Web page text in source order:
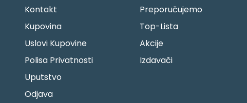
Kontakt
Kupovina
Uslovi Kupovine
Polisa Privatnosti
Uputstvo
Odjava
Preporučujemo
Top-Lista
Akcije
Izdavači